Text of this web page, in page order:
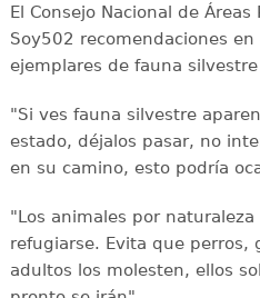
El Consejo Nacional de
Soy502 recomendaciones
ejemplares de fauna
"Si ves fauna silvestre
estado, déjalos pasar, no
en su camino, esto podría
"Los animales por
refugiarse. Evita que perros,
adultos los molesten, ellos